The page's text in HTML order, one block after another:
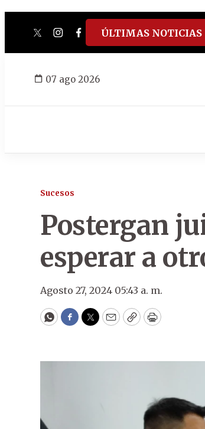
twitterinstagram
facebook
tiktokyoutube
spotify
ÚLTIMAS NOTICIAS
07 ago 2026
Sucesos
Postergan
esperar a
Agosto 27, 2024 05:43 a. m.
WhatsApp
Facebook
Twitter
EmailCopyPrint